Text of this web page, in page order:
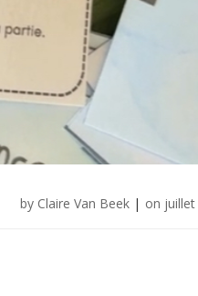
by Claire Van Beek | on